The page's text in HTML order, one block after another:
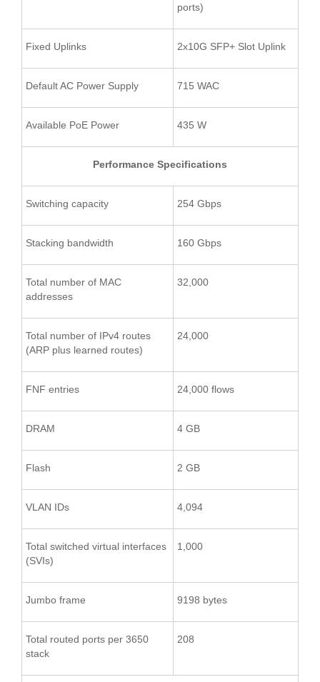
ports)
Fixed Uplinks 2x10G SFP+ Slot Uplink
Default AC Power Supply 715 WAC
Available PoE Power 435 W
Performance Specifications
Switching capacity 254 Gbps
Stacking bandwidth 160 Gbps
Total number of MAC
addresses
32,000
Total number of IPv4 routes
(ARP plus learned routes)
24,000
FNF entries 24,000 flows
DRAM 4 GB
Flash 2 GB
VLAN IDs 4,094
Total switched virtual interfaces
(SVIs)
1,000
Jumbo frame 9198 bytes
Total routed ports per 3650
stack
208